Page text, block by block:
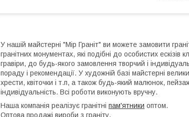
У нашій майстерні "Мір Граніт" ви можете замовити
гранітних монументах, які подібні до особистих
гравіри, до будь-якого замовлення творчий і
пораду і рекомендації. У художній базі майстерні
хрести, квіточки і т.п, а також будь-який малюнок,
індивідуальність. Всі роботи виконують вручну.
Наша компанія реалізує гранітні пам'ятники оптом.
Оптова продажі вироби з граніту.